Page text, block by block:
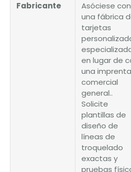
Fabricante
Asóciese con
una fábrica
tarjetas
en lugar de
una imprenta
comercial
general..
Solicite
plantillas de
diseño de
líneas de
troquelado
exactas y
pruebas